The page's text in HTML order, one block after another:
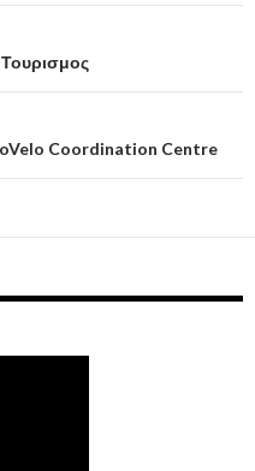
Coordination Centre